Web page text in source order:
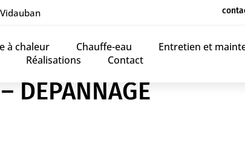
à chaleur Chauffe-eau
Entretien et
Réalisations Contact